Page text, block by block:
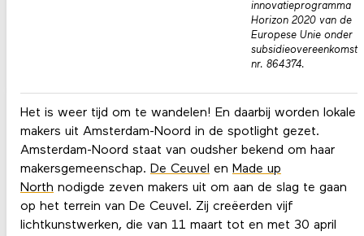
Het is weer tijd om te wandelen! En daarbij worden lokale
makers uit Amsterdam-Noord in de spotlight gezet.
Amsterdam-Noord staat van oudsher bekend om haar
makersgemeenschap. De Ceuvel en Made up
North nodigde zeven makers uit om aan de slag te gaan
op het terrein van De Ceuvel. Zij creëerden vijf
lichtkunstwerken, die van 11 maart tot en met 30 april
innovatieprogramma
Horizon 2020 van de
Europese Unie onder
subsidieovereenkomst
nr. 864374.